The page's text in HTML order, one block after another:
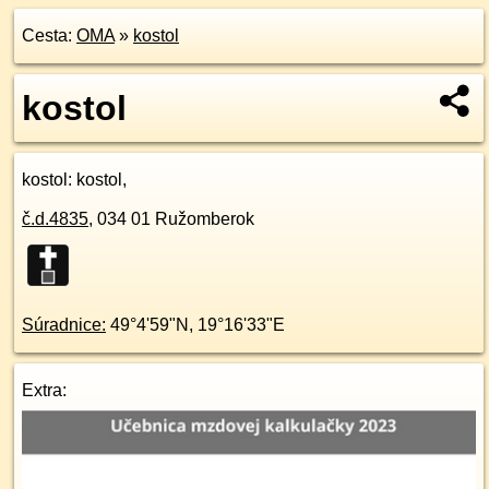
Cesta: OMA» kostol
kostol
kostol : kostol,
č.d.4835, 034 01 Ružomberok
Súradnice: 49°4'59"N , 19°16'33"E
Extra: